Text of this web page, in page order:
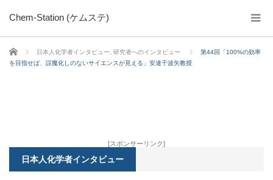
Chem-Station (ケムステ)
ホーム 日本人化学者インタビュー 研究者へのインタビュー
第44回「100%の効率
を目指せば、誤魔化しのないサイエンスが見える」安達千波矢教授
[スポンサーリンク]
日本人化学者インタビュー